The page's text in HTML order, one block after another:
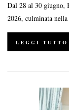
Dal 28 al 30 giugno,
2026, culminata
LEGGI TUTTO